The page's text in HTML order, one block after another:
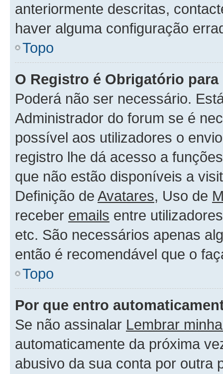
anteriormente descritas,
haver alguma configuração
Topo
O Registro é Obrigatório
Poderá não ser necessário.
Administrador do forum se é
possível aos utilizadores o
registro lhe dá acesso a
que não estão disponíveis a
Definição de Avatares, Uso de
receber emails entre
etc. São necessários apenas
então é recomendável que o
Topo
Por que entro
Se não assinalar Lembrar
automaticamente da próxima
abusivo da sua conta por outra